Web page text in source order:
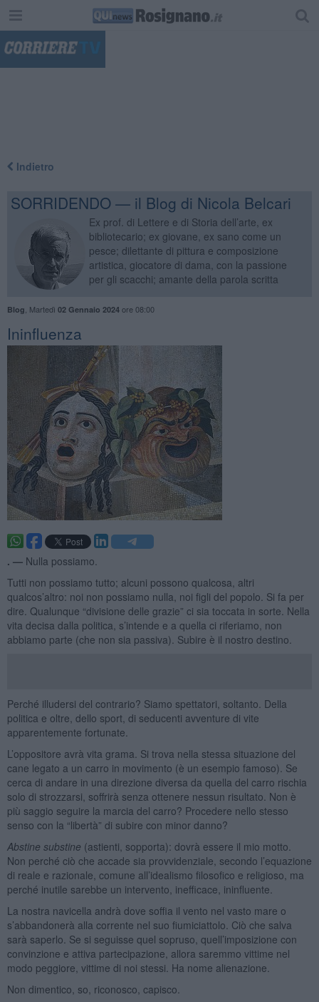
Indietro
SORRIDENDO — il Blog di Nicola Belcari
Ex prof. di Lettere e di Storia dell’arte, ex
bibliotecario; ex giovane, ex sano come un
pesce; dilettante di pittura e composizione
artistica, giocatore di dama, con la passione
per gli scacchi; amante della parola scritta
Blog Martedì 02 Gennaio 2024ore 08:00
Ininfluenza
. — Nulla possiamo.
Tutti non possiamo tutto; alcuni possono qualcosa, altri
qualcos’altro: noi non possiamo nulla, noi figli del popolo. Si fa per
dire. Qualunque “divisione delle grazie” ci sia toccata in sorte. Nella
vita decisa dalla politica, s’intende e a quella ci riferiamo, non
abbiamo parte (che non sia passiva). Subire è il nostro destino.
Perché illudersi del contrario? Siamo spettatori, soltanto. Della
politica e oltre, dello sport, di seducenti avventure di vite
apparentemente fortunate.
L’oppositore avrà vita grama. Si trova nella stessa situazione del
cane legato a un carro in movimento (è un esempio famoso). Se
cerca di andare in una direzione diversa da quella del carro rischia
solo di strozzarsi, soffrirà senza ottenere nessun risultato. Non è
più saggio seguire la marcia del carro? Procedere nello stesso
senso con la “libertà” di subire con minor danno?
Abstine substine (astienti, sopporta): dovrà essere il mio motto.
Non perché ciò che accade sia provvidenziale, secondo l’equazione
di reale e razionale, comune all’idealismo filosofico e religioso, ma
perché inutile sarebbe un intervento, inefficace, ininfluente.
La nostra navicella andrà dove soffia il vento nel vasto mare o
s’abbandonerà alla corrente nel suo fiumiciattolo. Ciò che salva
sarà saperlo. Se si seguisse quel sopruso, quell’imposizione con
convinzione e attiva partecipazione, allora saremmo vittime nel
modo peggiore, vittime di noi stessi. Ha nome alienazione.
Non dimentico, so, riconosco, capisco.